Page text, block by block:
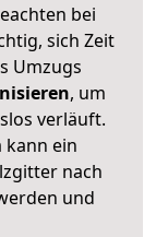
bei
sich Zeit
Umzugs
, um
verläuft.
ein
nach
und